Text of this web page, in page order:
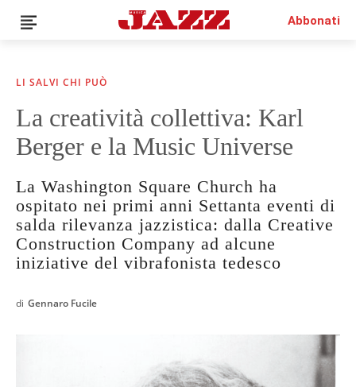
QUESTO È UN CONTENUTO PREMIUM!ABBONATI!
SE SEI GIÀ ABBONATO ACCEDI CON LA TUA USER E
Abbonati
LI SALVI CHI PUÒ
La creatività collettiva: Karl
Berger e la Music Universe
La Washington Square Church ha
ospitato nei primi anni Settanta eventi di
salda rilevanza jazzistica: dalla Creative
Construction Company ad alcune
iniziative del vibrafonista tedesco
di Gennaro Fucile